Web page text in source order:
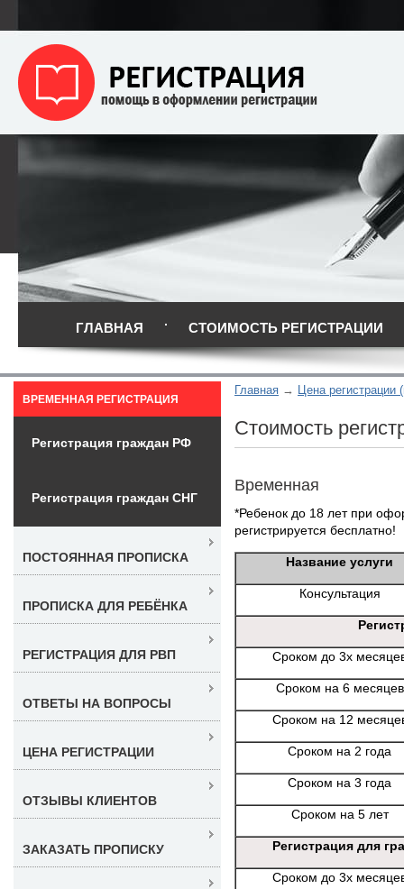
ГЛАВНАЯ СТОИМОСТЬ РЕГИСТРАЦИИ
Главная Цена регистрации
Стоимость
Временная
*Ребенок до 18 лет при
регистрируется бесплатно!
Название услуги
Консультация
Сроком до 3х
Сроком на 6 месяцев
Сроком на 12
Сроком на 2 года
Сроком на 3 года
Сроком на 5 лет
Регистрация для
Сроком до 3х
ВРЕМЕННАЯ РЕГИСТРАЦИЯ
Регистрация граждан РФ
Регистрация граждан СНГ
ПОСТОЯННАЯ ПРОПИСКА
ПРОПИСКА ДЛЯ РЕБЁНКА
РЕГИСТРАЦИЯ ДЛЯ РВП
ОТВЕТЫ НА ВОПРОСЫ
ЦЕНА РЕГИСТРАЦИИ
ОТЗЫВЫ КЛИЕНТОВ
ЗАКАЗАТЬ ПРОПИСКУ